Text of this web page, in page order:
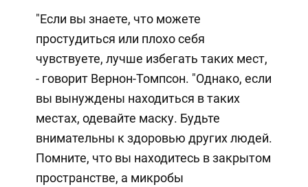
"Если вы знаете, что можете
простудиться или плохо себя
чувствуете, лучше избегать таких мест,
- говорит Вернон-Томпсон. "Однако, если
вы вынуждены находиться в таких
местах, одевайте маску. Будьте
внимательны к здоровью других людей.
Помните, что вы находитесь в закрытом
пространстве, а микробы